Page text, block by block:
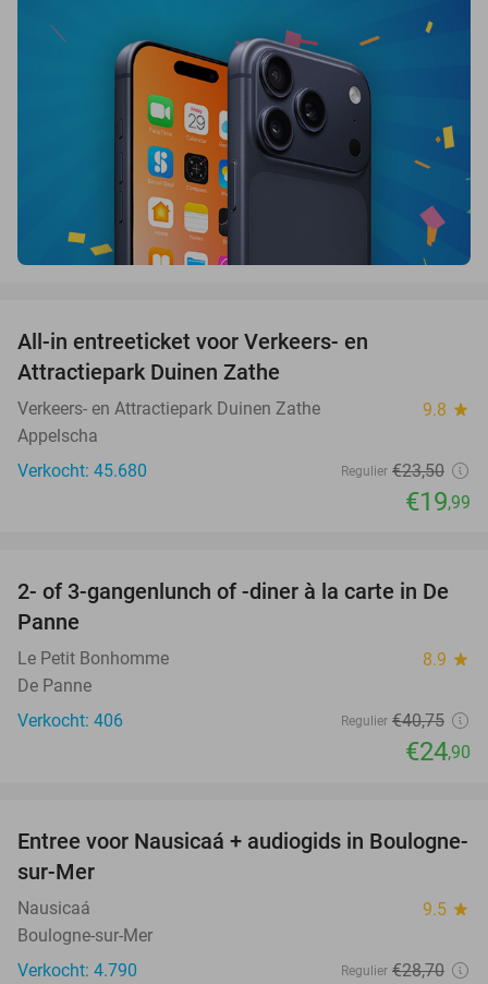
All-in entreeticket voor Verkeers- en
Attractiepark Duinen Zathe
Verkeers- en Attractiepark Duinen Zathe 9.8 star
Appelscha
Verkocht: 45.680
Regulier €23,50
€19,99
39%
2- of 3-gangenlunch of -diner à la carte in De
Panne
Le Petit Bonhomme 8.9 star
De Panne
Verkocht: 406
Regulier €40,75
€24,90
27%
Entree voor Nausicaá + audiogids in Boulogne-
sur-Mer
Nausicaá 9.5 star
Boulogne-sur-Mer
Verkocht: 4.790
Regulier €28,70